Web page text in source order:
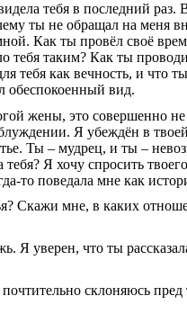
тебя в последний раз.
ты не обращал на меня
Как ты провёл своё
тебя таким? Как ты
тебя как вечность, и что
обеспокоенный вид.
жены, это совершенно не
Я убеждён в
Ты – мудрец, и ты –
Я хочу спросить
то поведала мне как
Скажи мне, в каких
Я уверен, что ты
склоняюсь